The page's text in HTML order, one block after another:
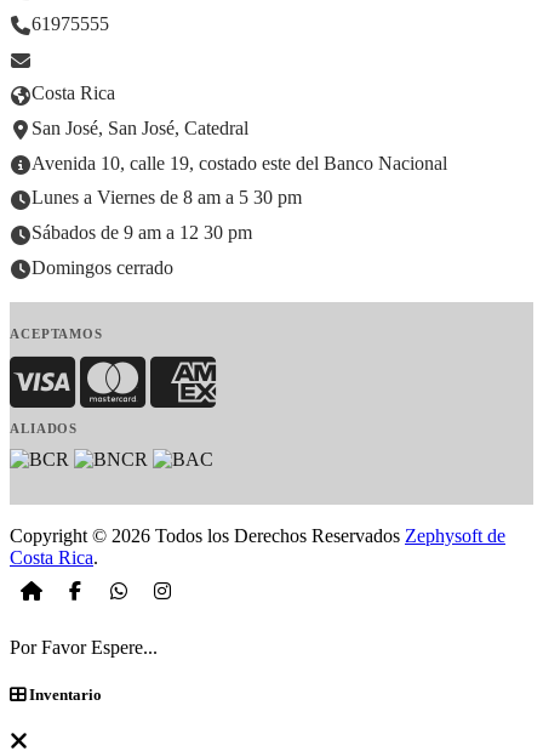
61975555
Costa Rica
San José, San José, Catedral
Avenida 10, calle 19, costado este del Banco Nacional
Lunes a Viernes de 8 am a 5 30 pm
Sábados de 9 am a 12 30 pm
Domingos cerrado
ACEPTAMOS
Visa MasterCardAmerican Express
ALIADOS
Copyright © 2026 Todos los Derechos Reservados Zephysoft de
Costa Rica.
Por Favor Espere...
Inventario